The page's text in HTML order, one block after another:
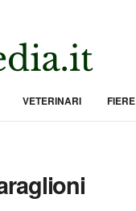
VETERINARI FIERE